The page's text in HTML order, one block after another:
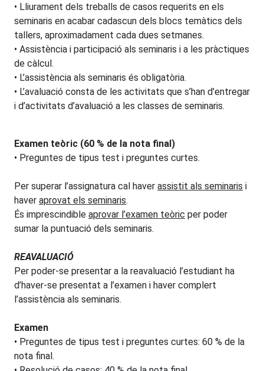
• Lliurament dels treballs de casos requerits en els
seminaris en acabar cadascun dels blocs temàtics dels
tallers, aproximadament cada dues setmanes.
• Assistència i participació als seminaris i a les pràctiques
de càlcul.
• L’assistència als seminaris és obligatòria.
• L’avaluació consta de les activitats que s’han d’entregar
i d’activitats d’avaluació a les classes de seminaris.
Examen teòric (60 % de la nota final)
• Preguntes de tipus test i preguntes curtes.
Per superar l’assignatura cal haver assistit als seminaris i
haver aprovat els seminaris.
És imprescindible aprovar l’examen teòric per poder
sumar la puntuació dels seminaris.
REAVALUACIÓ
Per poder-se presentar a la reavaluació l’estudiant ha
d’haver-se presentat a l’examen i haver complert
l’assistència als seminaris.
Examen
• Preguntes de tipus test i preguntes curtes: 60 % de la
nota final.